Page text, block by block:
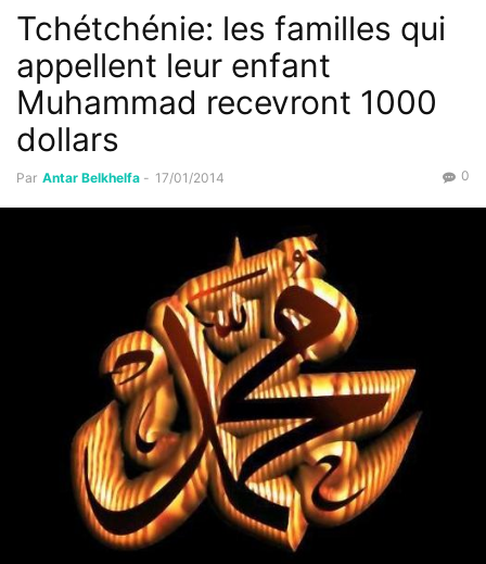
Tchétchénie: les familles qui
appellent leur enfant
Muhammad recevront 1000
dollars
Par Antar Belkhelfa - 17/01/2014 0